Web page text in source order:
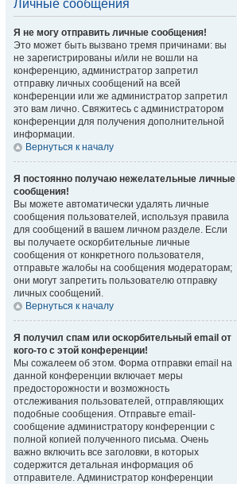
Личные сообщения
Я не могу отправить личные сообщения!
Это может быть вызвано тремя причинами: вы
не зарегистрированы и/или не вошли на
конференцию, администратор запретил
отправку личных сообщений на всей
конференции или же администратор запретил
это вам лично. Свяжитесь с администратором
конференции для получения дополнительной
информации.
Вернуться к началу
Я постоянно получаю нежелательные личные
сообщения!
Вы можете автоматически удалять личные
сообщения пользователей, используя правила
для сообщений в вашем личном разделе. Если
вы получаете оскорбительные личные
сообщения от конкретного пользователя,
отправьте жалобы на сообщения модераторам;
они могут запретить пользователю отправку
личных сообщений.
Вернуться к началу
Я получил спам или оскорбительный email от
кого-то с этой конференции!
Мы сожалеем об этом. Форма отправки email на
данной конференции включает меры
предосторожности и возможность
отслеживания пользователей, отправляющих
подобные сообщения. Отправьте email-
сообщение администратору конференции с
полной копией полученного письма. Очень
важно включить все заголовки, в которых
содержится детальная информация об
отправителе. Администратор конференции